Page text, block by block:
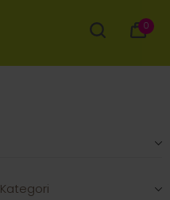
0
Kategori